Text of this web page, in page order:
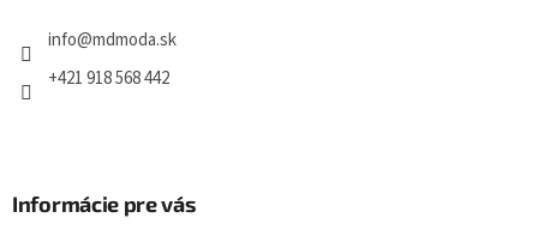
info@mdmoda.sk
+421 918 568 442
Informácie pre vás